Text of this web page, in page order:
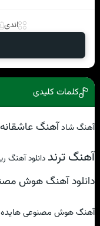
اندی
کلمات کلیدی
آهنگ شادآهنگ عاشقانه
آهنگ ترند دانلود آهنگ
دانلود آهنگ هوش
آهنگ هوش مصنوعی هایده